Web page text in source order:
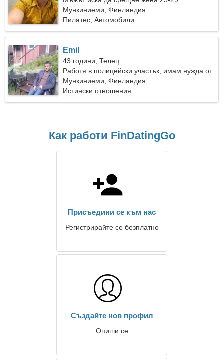
Мункиниеми, Финландия
Пилатес, Автомобили
Emil
43 години, Телец
Работя в полицейски участък, имам нужда от
общителна жена
Мункиниеми, Финландия
Истински отношения
Как работи FinDatingGo
Присъедини се към нас
Регистрирайте се безплатно
Създайте нов профил
Опиши се